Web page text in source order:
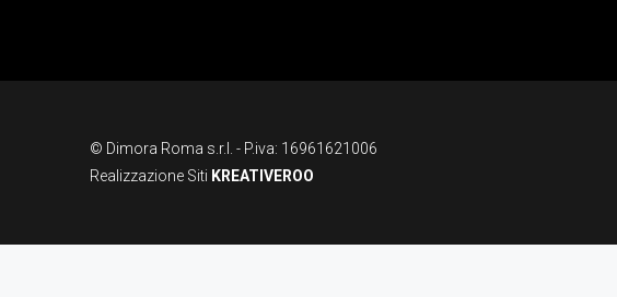
© Dimora Roma s.r.l. - P.iva: 16961621006
Realizzazione Siti KREATIVEROO